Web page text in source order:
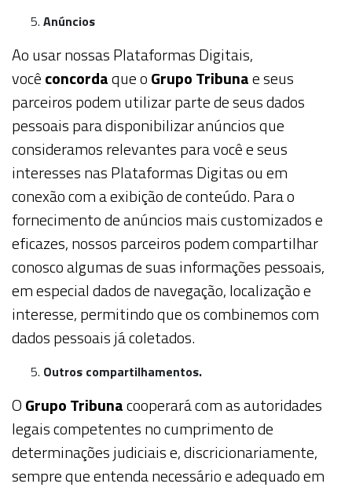
Anúncios
Ao usar nossas Plataformas Digitais,
vocêconcordaque oGrupo Tribunae seus
parceiros podem utilizar parte de seus dados
pessoais para disponibilizar anúncios que
consideramos relevantes para você e seus
interesses nas Plataformas Digitas ou em
conexão com a exibição de conteúdo. Para o
fornecimento de anúncios mais customizados e
eficazes, nossos parceiros podem compartilhar
conosco algumas de suas informações pessoais,
em especial dados de navegação, localização e
interesse, permitindo que os combinemos com
dados pessoais já coletados.
Outros compartilhamentos.
OGrupo Tribunacooperará com as autoridades
legais competentes no cumprimento de
determinações judiciais e, discricionariamente,
sempre que entenda necessário e adequado em